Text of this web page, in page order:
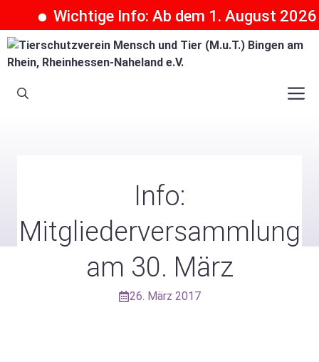
Wichtige Info: Ab dem 1. August 2026
Zum
Inhalt
springen
Info:
Mitgliederversammlung
am 30. März
26. März 2017